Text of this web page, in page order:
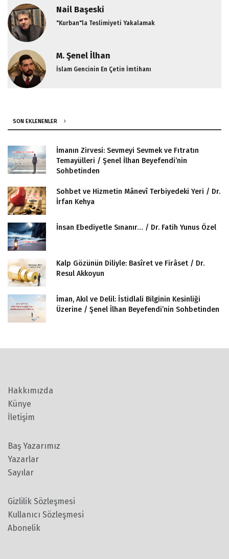
Nail Başeski
"Kurban"la Teslimiyeti Yakalamak
M. Şenel İlhan
İslam Gencinin En Çetin İmtihanı
SON EKLENENLER
İmanın Zirvesi: Sevmeyi Sevmek ve Fıtratın
Temayülleri / Şenel İlhan Beyefendi’nin
Sohbetinden
Sohbet ve Hizmetin Mânevî Terbiyedeki Yeri / Dr.
İrfan Kehya
İnsan Ebediyetle Sınanır… / Dr. Fatih Yunus Özel
Kalp Gözünün Diliyle: Basîret ve Firâset / Dr.
Resul Akkoyun
İman, Akıl ve Delil: İstidlali Bilginin Kesinliği
Üzerine / Şenel İlhan Beyefendi’nin Sohbetinden
Hakkımızda
Künye
İletişim
Baş Yazarımız
Yazarlar
Sayılar
Gizlilik Sözleşmesi
Kullanıcı Sözleşmesi
Abonelik